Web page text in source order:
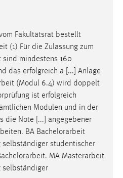
Fakultätsrat bestellt
(1) Für die Zulassung zum
sind mindestens 160
das erfolgreich a [...] Anlage
(Modul 6.4) wird doppelt
ist erfolgreich
Modulen und in der
die Note [...] angegebener
BA Bachelorarbeit
selbständiger studentischer
. MA Masterarbeit
selbständiger